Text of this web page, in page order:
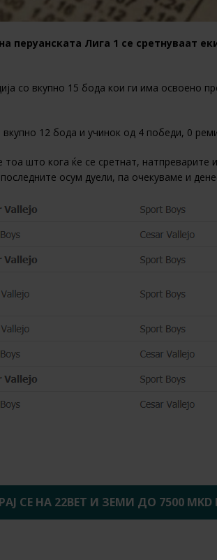
перуанската Лига 1 се сретнуваат
со вкупно 15 бода кои ги има освоено
12 бода и учинок од 4 победи, 0
што кога ќе се сретнат, натпреварите
осум дуели, па очекуваме и
СЕ НА 22BET И ЗЕМИ ДО 7500